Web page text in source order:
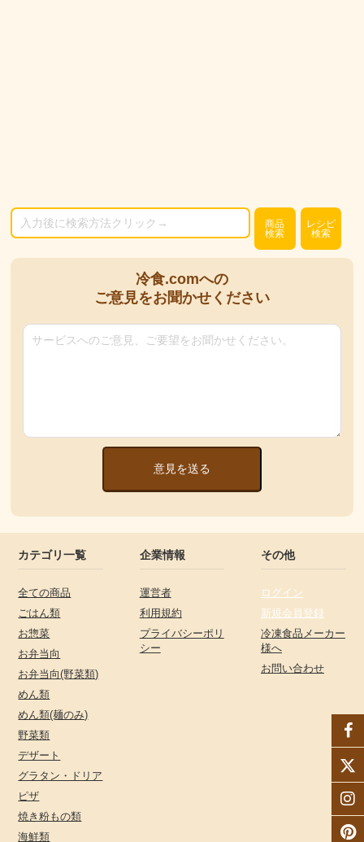
商品
検索
レシピ
検索
冷食.comへの
ご意見をお聞かせください
意見を送る
カテゴリ一覧
全ての商品
ごはん類
お惣菜
お弁当向
お弁当向(野菜類)
めん類
めん類(麺のみ)
野菜類
デザート
グラタン・ドリア
ピザ
焼き粉もの類
海鮮類
企業情報
運営者
利用規約
プライバシーポリ
シー
その他
ログイン
新規会員登録
冷凍食品メーカー
様へ
お問い合わせ